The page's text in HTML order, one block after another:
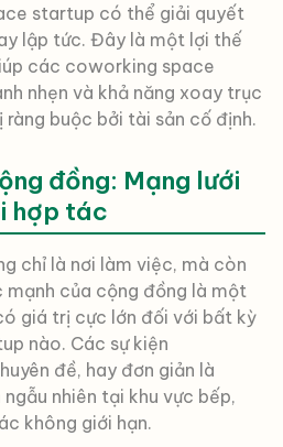
startup có thể giải quyết
lập tức. Đây là một lợi thế
các coworking space
nhẹn và khả năng xoay trục
buộc bởi tài sản cố định.
đồng: Mạng lưới
hợp tác
chỉ là nơi làm việc, mà còn
mạnh của cộng đồng là một
giá trị cực lớn đối với bất kỳ
nào. Các sự kiện
đề, hay đơn giản là
nhiên tại khu vực bếp,
không giới hạn.